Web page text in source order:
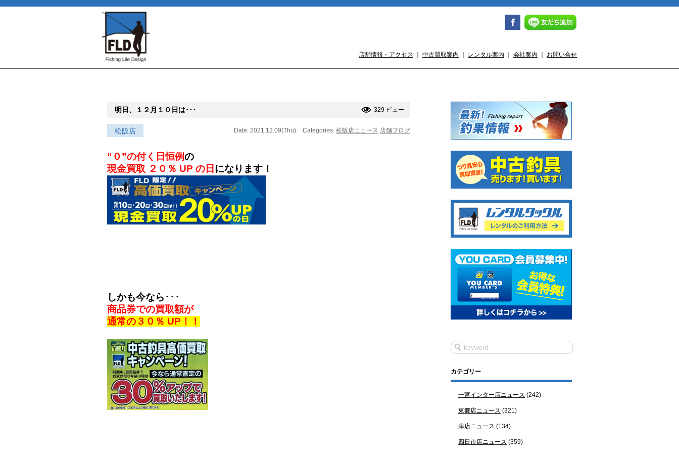
店舗情報・アクセス 中古買取案内 レンタル案内 会社案内 お問い合せ
明日、１２月１０日は･･･ 329 ビュー
松阪店 Date: 2021.12.09(Thu) Categories: 松阪店ニュース 店舗ブログ
“０”の付く日恒例の
現金買取 ２０％ UP の日 になります！
しかも今なら･･･
商品券での買取額が
通常の３０％ UP！！
カテゴリー
一宮インター店ニュース (242)
東郷店ニュース (321)
津店ニュース (134)
四日市店ニュース (359)